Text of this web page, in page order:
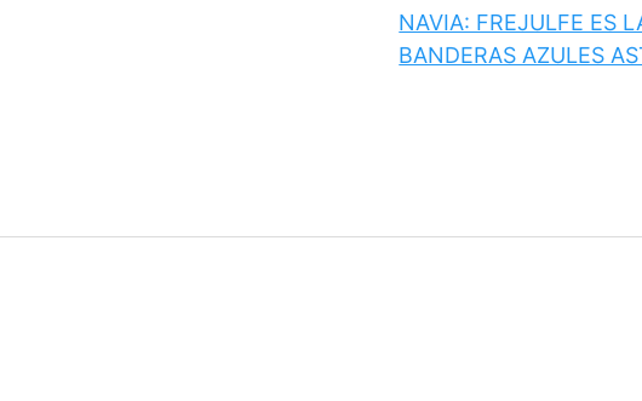
NAVIA: FREJULFE ES
BANDERAS AZULES